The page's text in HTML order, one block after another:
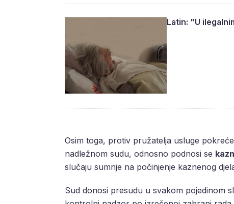
Latin: "U
Osim toga, protiv pružatelja usluge
nadležnom sudu, odnosno podnosi se
slučaju sumnje na počinjenje kaznenog
Sud donosi presudu u svakom pojedinom